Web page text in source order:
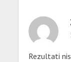
Rezultati